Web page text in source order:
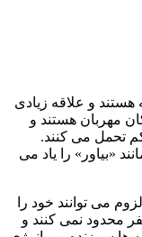
و علاقه زیادی
مهربان‌ هستند و
تحمل می‌ کنند.
«بیاور» را یاد می‌
می‌ توانند خود را
محدود نمی‌ کنند و